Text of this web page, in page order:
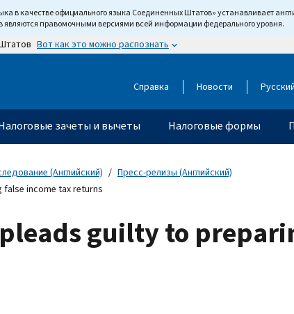
в качестве официального языка Соединенных Штатов» устанавливает
являются правомочными версиями всей информации федерального уровня.
Вот как это можно распознать
Справка Новости Русский
зачеты и вычеты Налоговые формы
(Английский)
Пресс-релизы (Английский)
income tax returns
guilty to